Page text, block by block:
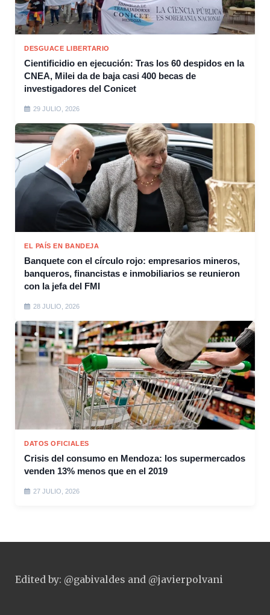
DESGUACE LIBERTARIO
Cientificidio en ejecución: Tras los 60 despidos en la
CNEA, Milei da de baja casi 400 becas de
investigadores del Conicet
29 JULIO, 2026
EL PAÍS EN BANDEJA
Banquete con el círculo rojo: empresarios mineros,
banqueros, financistas e inmobiliarios se reunieron
con la jefa del FMI
28 JULIO, 2026
DATOS OFICIALES
Crisis del consumo en Mendoza: los supermercados
venden 13% menos que en el 2019
27 JULIO, 2026
Edited by: @gabivaldes and @javierpolvani